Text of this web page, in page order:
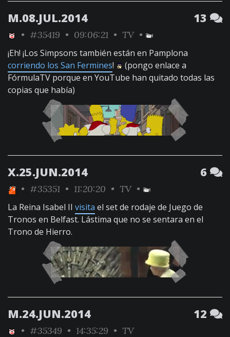
M.08.JUL.2014 13
• #35419 • 09:06:21 • TV•
¡Eh! ¡Los Simpsons también están en Pamplona
corriendo los San Fermines!
(pongo enlace a
FórmulaTV porque en YouTube han quitado todas las
copias que había)
X.25.JUN.2014 6
• #35351 • 11:20:20 • TV•
La Reina Isabel II visita el set de rodaje de Juego de
Tronos en Belfast. Lástima que no se sentara en el
Trono de Hierro.
M.24.JUN.2014 12
• #35349 • 14:35:29 • TV